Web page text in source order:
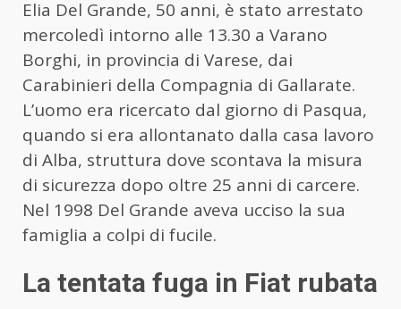
Elia Del Grande, 50 anni, è stato arrestato
mercoledì intorno alle 13.30 a Varano
Borghi, in provincia di Varese, dai
Carabinieri della Compagnia di Gallarate.
L’uomo era ricercato dal giorno di Pasqua,
quando si era allontanato dalla casa lavoro
di Alba, struttura dove scontava la misura
di sicurezza dopo oltre 25 anni di carcere.
Nel 1998 Del Grande aveva ucciso la sua
famiglia a colpi di fucile.
La tentata fuga in Fiat rubata